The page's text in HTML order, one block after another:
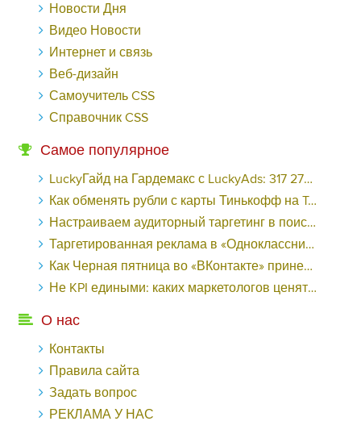
Новости Дня
Видео Новости
Интернет и связь
Веб-дизайн
Самоучитель CSS
Справочник CSS
Самое популярное
LuckyГайд на Гардемакс с LuckyAds: 317 279 рублей за 10 дней - «Надо знать»
Как обменять рубли с карты Тинькофф на Tether ERC20 (USDT)?
Настраиваем аудиторный таргетинг в поисковой кампании Google Ads - «Заработок»
Таргетированная реклама в «Одноклассниках»: как ее настроить и нужно ли - «Заработок»
Как Черная пятница во «ВКонтакте» принесла магазину подарков 221 продажу по цене 38 рублей - «Заработок»
Не KPI едиными: каких маркетологов ценят - «Заработок»
О нас
Контакты
Правила сайта
Задать вопрос
РЕКЛАМА У НАС